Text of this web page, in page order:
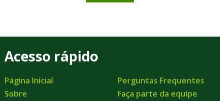
Acesso rápido
Página Inicial
Sobre
Perguntas Frequentes
Faça parte da equipe